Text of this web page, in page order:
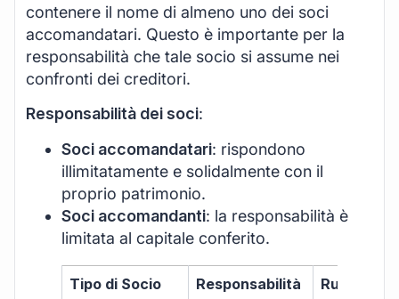
contenere il nome di almeno uno dei soci
accomandatari. Questo è importante per la
responsabilità che tale socio si assume nei
confronti dei creditori.
Responsabilità dei soci:
Soci accomandatari: rispondono
illimitatamente e solidalmente con il
proprio patrimonio.
Soci accomandanti: la responsabilità è
limitata al capitale conferito.
Tipo di Socio Responsabilità Ruolo